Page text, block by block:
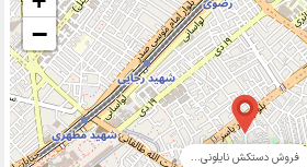
فروش دستکش نایلونی...
−